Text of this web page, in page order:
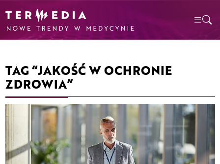
TAG “JAKOŚĆ W OCHRONIE
ZDROWIA”